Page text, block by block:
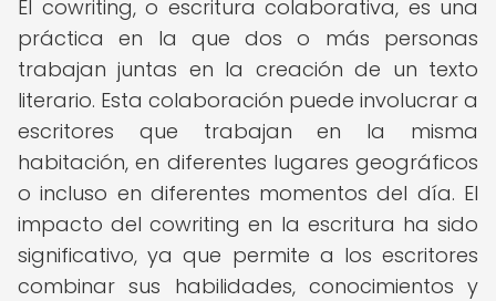
El cowriting, o escritura colaborativa, es una
práctica en la que dos o más personas
trabajan juntas en la creación de un texto
literario. Esta colaboración puede involucrar a
escritores que trabajan en la misma
habitación, en diferentes lugares geográficos
o incluso en diferentes momentos del día. El
impacto del cowriting en la escritura ha sido
significativo, ya que permite a los escritores
combinar sus habilidades, conocimientos y